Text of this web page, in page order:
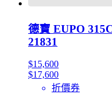
德寶 EUPO
21831
$15,600
$17,600
折價券